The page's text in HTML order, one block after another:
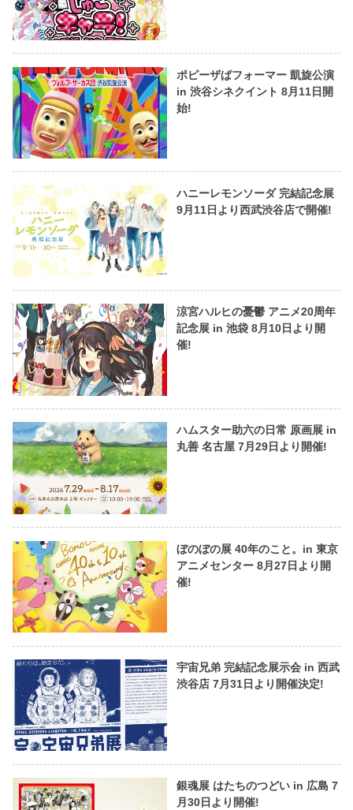
ポピーザぱフォーマー 凱旋公演
in 渋谷シネクイント 8月11日開
始!
ハニーレモンソーダ 完結記念展
9月11日より西武渋谷店で開催!
涼宮ハルヒの憂鬱 アニメ20周年
記念展 in 池袋 8月10日より開
催!
ハムスター助六の日常 原画展 in
丸善 名古屋 7月29日より開催!
ぼのぼの展 40年のこと。in 東京
アニメセンター 8月27日より開
催!
宇宙兄弟 完結記念展示会 in 西武
渋谷店 7月31日より開催決定!
銀魂展 はたちのつどい in 広島 7
月30日より開催!